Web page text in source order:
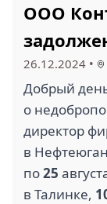
ООО
26.12.2024 •
Добрый
о
директор
в
по25
в Талинке,